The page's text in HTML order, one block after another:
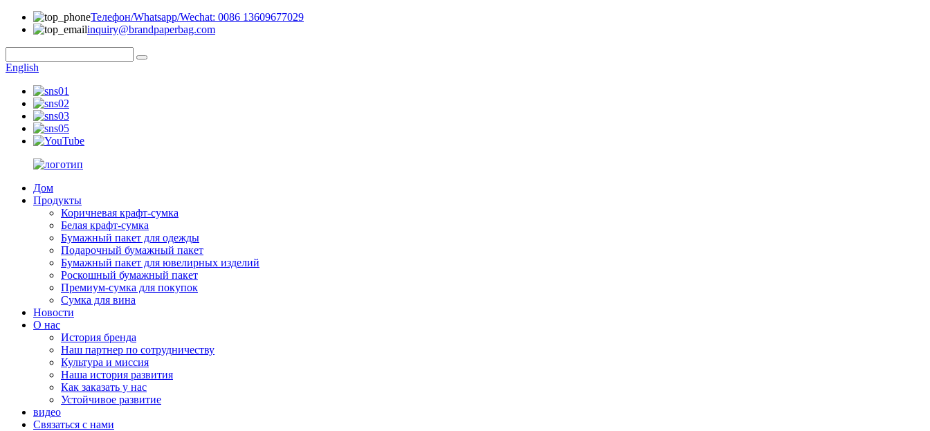
Телефон/Whatsapp/Wechat: 0086 13609677029
inquiry@brandpaperbag.com
English
Дом
Продукты
Коричневая крафт-сумка
Белая крафт-сумка
Бумажный пакет для одежды
Подарочный бумажный пакет
Бумажный пакет для ювелирных изделий
Роскошный бумажный пакет
Премиум-сумка для покупок
Сумка для вина
Новости
О нас
История бренда
Наш партнер по сотрудничеству
Культура и миссия
Наша история развития
Как заказать у нас
Устойчивое развитие
видео
Связаться с нами